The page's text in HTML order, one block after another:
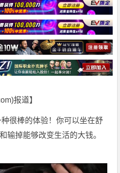
)报道】
很棒的体验！你可以坐在舒
输掉能够改变生活的大钱。